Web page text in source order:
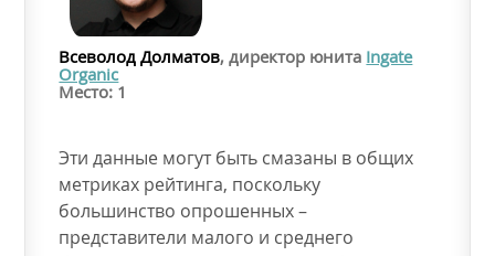
Всеволод Долматов, директор юнита Ingate
Organic
Место: 1
Эти данные могут быть смазаны в общих
метриках рейтинга, поскольку
большинство опрошенных –
представители малого и среднего